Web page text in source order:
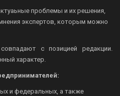
проблемы и их решения,
экспертов, которым можно
с позицией редакции.
характер.
и федеральных, а также